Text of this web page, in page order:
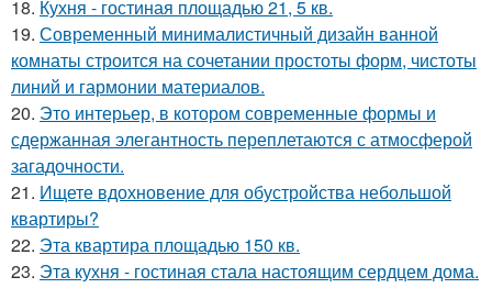
18. Кухня - гостиная площадью 21, 5 кв.
19. Современный минималистичный дизайн ванной
комнаты строится на сочетании простоты форм, чистоты
линий и гармонии материалов.
20. Это интерьер, в котором современные формы и
сдержанная элегантность переплетаются с атмосферой
загадочности.
21. Ищете вдохновение для обустройства небольшой
квартиры?
22. Эта квартира площадью 150 кв.
23. Эта кухня - гостиная стала настоящим сердцем дома.